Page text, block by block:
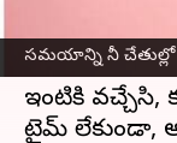
సమయాన్ని నీ చేతుల్లో
పొద్దున్న
తొందరగా
ఇంటికి
టైమ్ లేకుండా,